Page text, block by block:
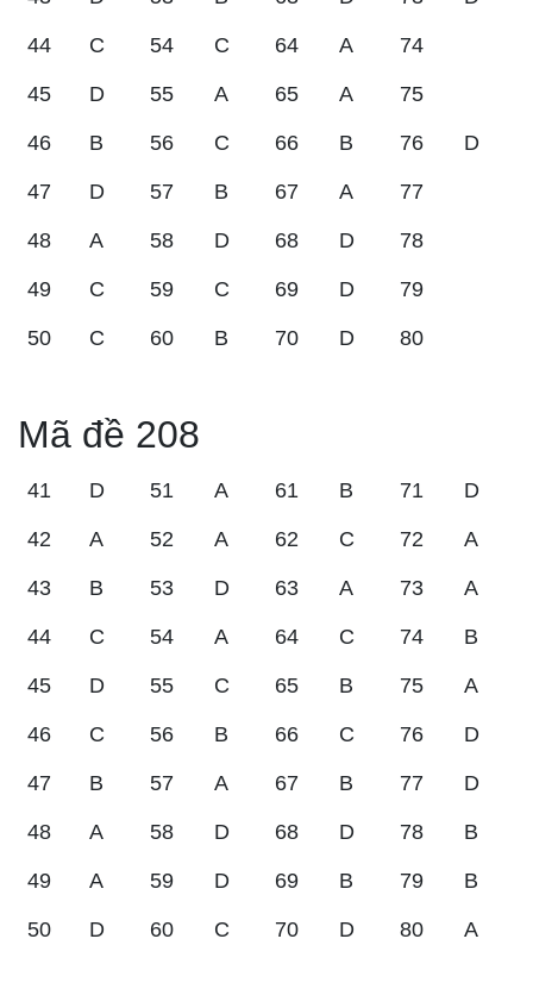
44 C 54 C 64 A 74
45 D 55 A 65 A 75
46 B 56 C 66 B 76 D
47 D 57 B 67 A 77
48 A 58 D 68 D 78
49 C 59 C 69 D 79
50 C 60 B 70 D 80
Mã đề 208
41 D 51 A 61 B 71 D
42 A 52 A 62 C 72 A
43 B 53 D 63 A 73 A
44 C 54 A 64 C 74 B
45 D 55 C 65 B 75 A
46 C 56 B 66 C 76 D
47 B 57 A 67 B 77 D
48 A 58 D 68 D 78 B
49 A 59 D 69 B 79 B
50 D 60 C 70 D 80 A